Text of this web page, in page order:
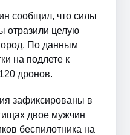
сообщил, что силы
отразили целую
По данным
на подлете к
дронов.
зафиксированы в
двое мужчин
беспилотника на